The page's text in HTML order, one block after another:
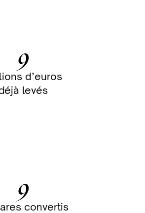
9
d’euros
levés
9
convertis